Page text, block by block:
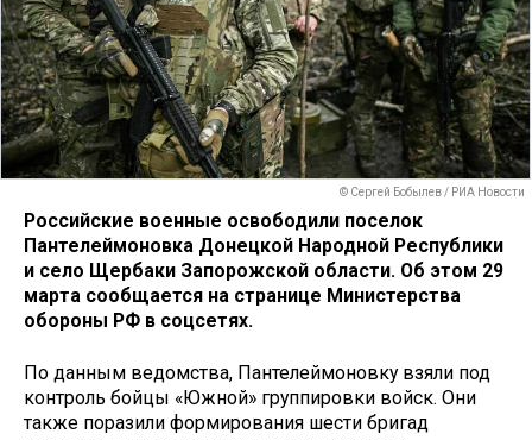
© Сергей Бобылев / РИА Новости
Российские военные освободили поселок
Пантелеймоновка Донецкой Народной Республики
и село Щербаки Запорожской области. Об этом 29
марта сообщается на странице Министерства
обороны РФ в соцсетях.
По данным ведомства, Пантелеймоновку взяли под
контроль бойцы «Южной» группировки войск. Они
также поразили формирования шести бригад